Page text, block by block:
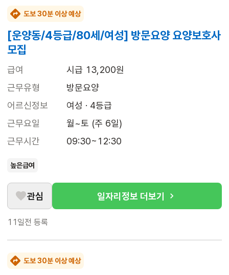
도보 30분 이상 예상
[운양동/4등급/80세/여성] 방문요양 요양보호사
모집
급여
시급 13,200원
근무유형
방문요양
어르신정보
여성 · 4등급
근무요일
월~토 (주 6일)
근무시간
09:30~12:30
높은급여
관심 일자리정보 더보기
11일전 등록
도보 30분 이상 예상